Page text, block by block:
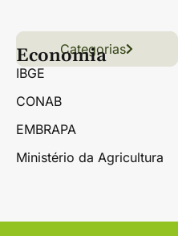
Links úteis
Conteúdo
Florestas
Categorias
Economia
IBGE
CONAB
EMBRAPA
Ministério da Agricultura